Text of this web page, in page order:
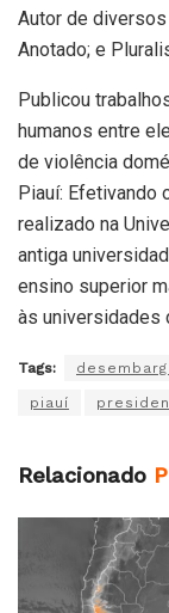
Autor de
Anotado; e
Publicou
humanos entre
de violência
Piauí: Efetivando
realizado na
antiga
ensino superior
às universidades
Tags:
piauí
Relacionado